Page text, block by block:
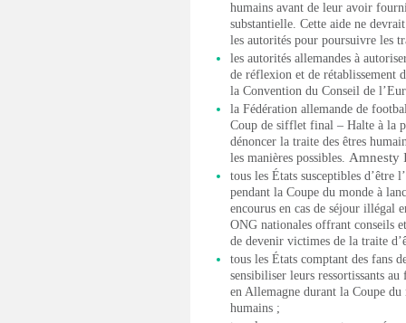
humains avant de leur avoir
substantielle. Cette aide ne
les autorités pour poursuivre les
les autorités allemandes à
de réflexion et de rétablissement
la Convention du Conseil de
la Fédération allemande de
Coup de sifflet final – Halte à la
dénoncer la traite des êtres
les manières possibles. Amnesty
tous les États susceptibles d’être
pendant la Coupe du monde à
encourus en cas de séjour illégal
ONG nationales offrant conseils
de devenir victimes de la traite
tous les États comptant des fans
sensibiliser leurs ressortissants au
en Allemagne durant la Coupe
humains ;